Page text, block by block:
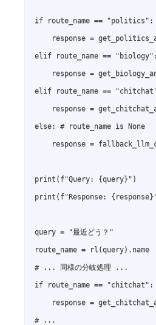
if route_name == "politics":
response =
elif route_name == "biology":
response =
elif route_name ==
response =
else: # route_name is None
response =
print(f"Query: {query}")
print(f"Response:
query = "最近どう？"
route_name = rl(query).name
# ... 同様の分岐処理 ...
if route_name == "chitchat":
response =
# ...